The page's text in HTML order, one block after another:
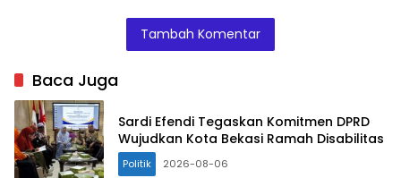
Tambah Komentar
Baca Juga
Sardi Efendi Tegaskan Komitmen DPRD
Wujudkan Kota Bekasi Ramah Disabilitas
Politik 2026-08-06